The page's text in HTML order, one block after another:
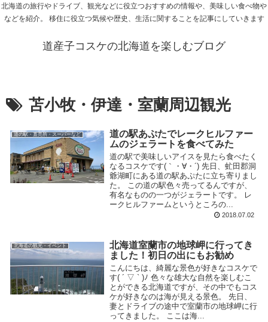
北海道の旅行やドライブ、観光などに役立つおすすめの情報や、美味しい食べ物や
などを紹介。 移住に役立つ気候や歴史、生活に関することを記事にしていきます
道産子コスケの北海道を楽しむブログ
苫小牧・伊達・室蘭周辺観光
道の駅・直売所・スーパーなど
道の駅あぷたでレークヒルファー
ムのジェラートを食べてみた
道の駅で美味しいアイスを見たら食べたく
なるコスケです(｀・∀・´) 先日、虻田郡洞
爺湖町にある道の駅あぷたに立ち寄りまし
た。 この道の駅色々売ってるんですが、
有名なものの一つがジェラートです。 レ
ークヒルファームというところの...
2018.07.02
北海道の観光・イベント
北海道室蘭市の地球岬に行ってき
ました！初日の出にもお勧め
こんにちは、綺麗な景色が好きなコスケで
す( ´ ▽ ` )ﾉ 色々な雄大な自然を楽しむこ
とができる北海道ですが、その中でもコス
ケが好きなのは海が見える景色。 先日、
妻とドライブの途中で室蘭市の地球岬に行
ってきました。 ここは海...